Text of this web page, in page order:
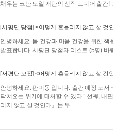
채우는 코난 도일 재단의 신작 드디어 출간!
[서평단 당첨] <어떻게 흔들리지 않고 살 것
안녕하세요. 몸 건강과 마음 건강을 위한
발표합니다. 서평단 당첨자 리스트 (5명)
[서평단 모집] <어떻게 흔들리지 않고 살 것
안녕하세요. 판미동 입니다. 출간 예정 도서
닥쳐오는 위기에 대처할 수 있다.” 선禪, 내
리지 않고 살 것인가』는 무...